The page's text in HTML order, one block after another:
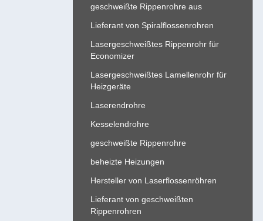
geschweißte Rippenrohre aus
Lieferant von Spiralflossenrohren
Lasergeschweißtes Rippenrohr für
Economizer
Lasergeschweißtes Lamellenrohr für
Heizgeräte
Laserendrohre
Kesselendrohre
geschweißte Rippenrohre
beheizte Heizungen
Hersteller von Laserflossenröhren
Lieferant von geschweißten
Rippenrohren